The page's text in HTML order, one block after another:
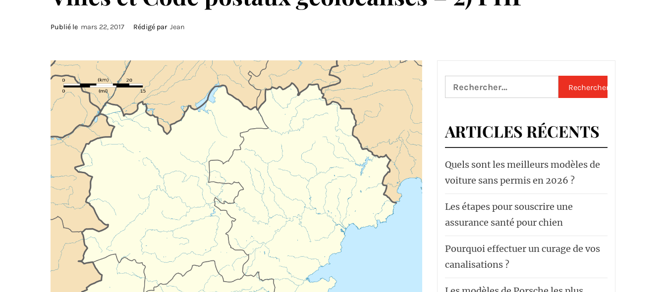
Publié le mars 22, 2017 Rédigé par Jean
Rechercher :
ARTICLES RÉCENTS
Quels sont les meilleurs modèles de
voiture sans permis en 2026 ?
Les étapes pour souscrire une
assurance santé pour chien
Pourquoi effectuer un curage de vos
canalisations ?